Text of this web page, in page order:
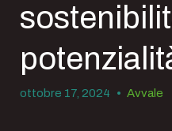
ottobre 17, 2024 • Avvale